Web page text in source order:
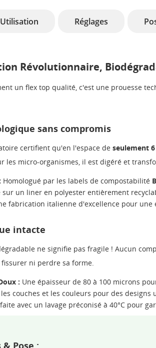
Utilisation Réglages
Révolutionnaire,
un flex top qualité, c'est une prouesse
sans compromis
certifient qu'en l'espace de seulement
les micro-organismes, il est digéré et
Homologué par les labels de compostabilité
sur un liner en polyester entièrement
fabrication italienne d'excellence pour
intacte
ne signifie pas fragile ! Aucun
ni perdre sa forme.
: Une épaisseur de 80 à 100 microns
couches et les couleurs pour des designs
avec un lavage préconisé à 40°C pour
Pose :